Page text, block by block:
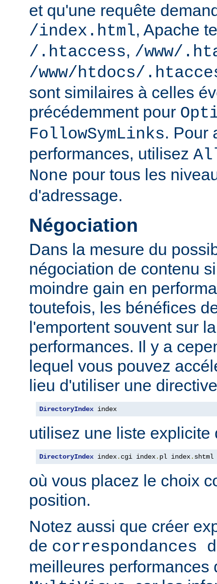
et qu'une requête
/index.html, Apache
/.htaccess, /www/
/www/htdocs/
sont similaires à celles
précédemment pour
FollowSymLinks. Pour
performances, utilisez
None pour tous les
d'adressage.
Négociation
Dans la mesure du
négociation de contenu
moindre gain en
toutefois, les bénéfices
l'emportent souvent sur
performances. Il y a
lequel vous pouvez
lieu d'utiliser une
DirectoryIndex index
utilisez une liste explicite
DirectoryIndex index. cgi index. pl index. shtml
où vous placez le choix
position.
Notez aussi que créer
de correspondances
meilleures performances